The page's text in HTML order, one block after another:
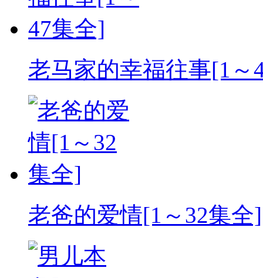
老马家的幸福往事[1～
老爸的爱情[1～32集全]